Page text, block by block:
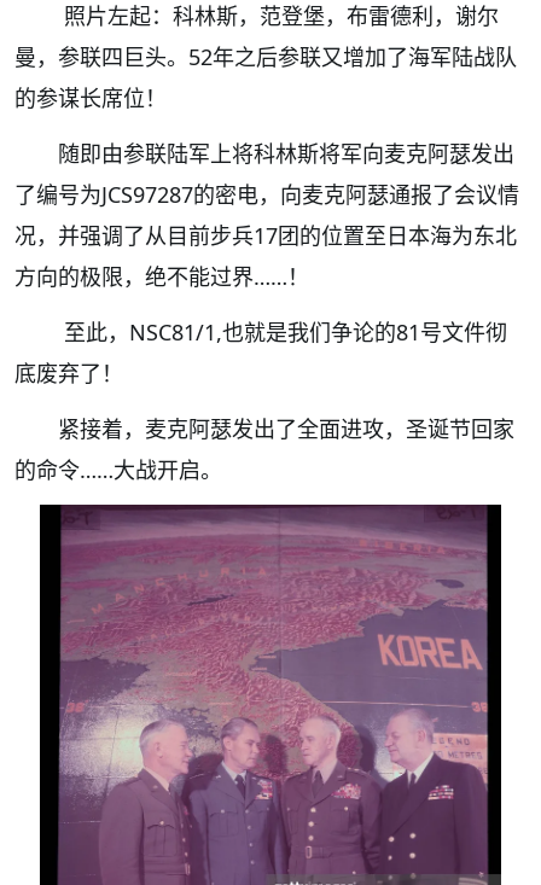
照片左起：科林斯，范登堡，布雷德利，谢尔
曼，参联四巨头。52年之后参联又增加了海军陆战队
的参谋长席位！
随即由参联陆军上将科林斯将军向麦克阿瑟发出
了编号为JCS97287的密电，向麦克阿瑟通报了会议情
况，并强调了从目前步兵17团的位置至日本海为东北
方向的极限，绝不能过界……！
至此，NSC81/1,也就是我们争论的81号文件彻
底废弃了！
紧接着，麦克阿瑟发出了全面进攻，圣诞节回家
的命令……大战开启。